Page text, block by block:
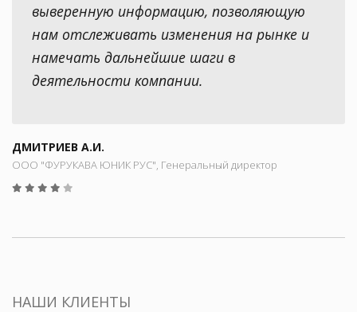
выверенную информацию, позволяющую
нам отслеживать изменения на рынке и
намечать дальнейшие шаги в
деятельности компании.
ДМИТРИЕВ А.И.
ООО "ФУРУКАВА ЮНИК РУС", Генеральный директор
НАШИ КЛИЕНТЫ